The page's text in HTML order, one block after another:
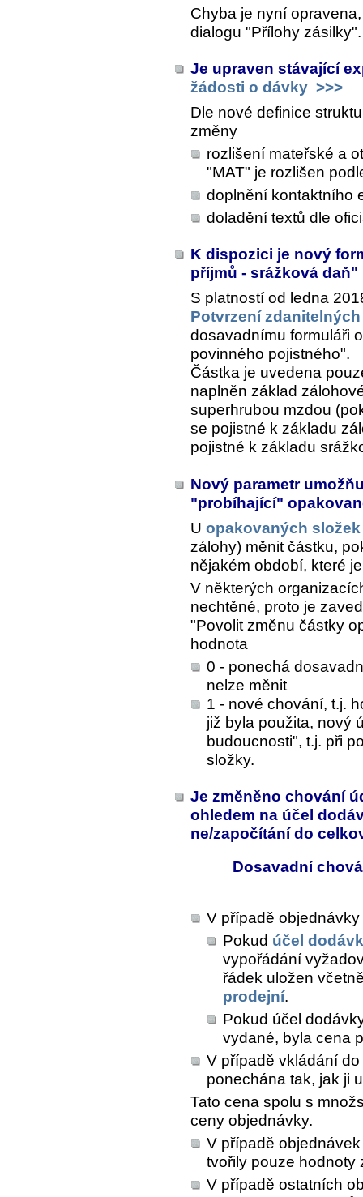
Chyba je nyní
dialogu "Přílohy zásilky".
Je upraven stávající
žádosti o dávky >>>
Dle nové definice
změny
rozlišení mateřské a
"MAT" je rozlišen
doplnění kontaktního
doladění textů dle
K dispozici je nový
příjmů - srážková daň"
S platností od ledna
Potvrzení
dosavadnímu formuláři
povinného pojistného".
Částka je uvedena
naplněn základ
superhrubou mzdou
se pojistné k základu
pojistné k základu
Nový parametr
"probíhající"
U opakovaných složek
zálohy) měnit částku,
nějakém období, které
V některých
nechtěné, proto je
"Povolit změnu částky
hodnota
0 - ponechá
nelze měnit
1 - nové chování, t.j.
již byla použita, nový
budoucnosti", t.j. při
složky.
Je změněno chování
ohledem na účel
ne/započítání do
Dosavadní
V případě
Pokud účel
vypořádání
řádek uložen
prodejní.
Pokud účel
vydané, byla cena
V případě vkládání
ponechána tak, jak ji
Tato cena spolu s
ceny objednávky.
V případě
tvořily pouze hodnoty
V případě ostatních